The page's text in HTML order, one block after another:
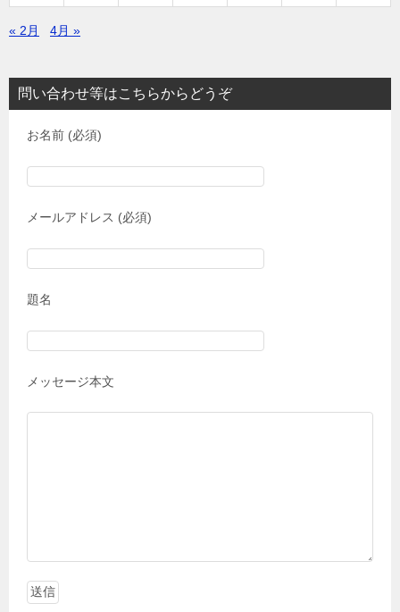
« 2月 4月 »
問い合わせ等はこちらからどうぞ
お名前 (必須)
メールアドレス (必須)
題名
メッセージ本文